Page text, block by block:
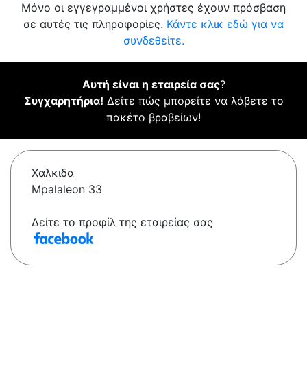
Μόνο οι εγγεγραμμένοι χρήστες έχουν πρόσβαση
σε αυτές τις πληροφορίες. Κάντε κλικ εδώ για να
συνδεθείτε.
Αυτή είναι η εταιρεία σας?
Συγχαρητήρια! Δείτε πώς μπορείτε να λάβετε το
πακέτο βραβείων!
Χαλκιδα
Mpalaleon 33
Δείτε το προφίλ της εταιρείας σας